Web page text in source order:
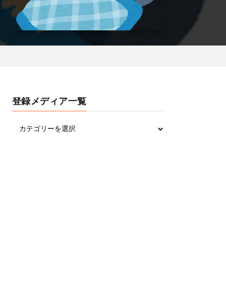
登録メディア一覧